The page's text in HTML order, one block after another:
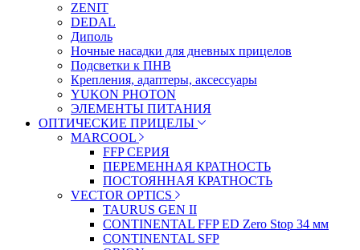
ZENIT
DEDAL
Диполь
Ночные насадки для дневных прицелов
Подсветки к ПНВ
Крепления, адаптеры, аксессуары
YUKON PHOTON
ЭЛЕМЕНТЫ ПИТАНИЯ
ОПТИЧЕСКИЕ ПРИЦЕЛЫ
MARCOOL
FFP СЕРИЯ
ПЕРЕМЕННАЯ КРАТНОСТЬ
ПОСТОЯННАЯ КРАТНОСТЬ
VECTOR OPTICS
TAURUS GEN II
CONTINENTAL FFP ED Zero Stop 34 мм
CONTINENTAL SFP